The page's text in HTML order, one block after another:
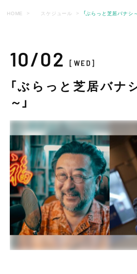
HOME スケジュール 「ぶらっと芝居バナシ
10/02[WED]
「ぶらっと芝居バナ
～」